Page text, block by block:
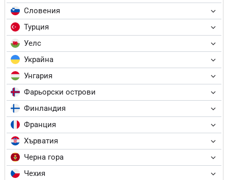
Словения
Турция
Уелс
Украйна
Унгария
Фарьорски острови
Финландия
Франция
Хърватия
Черна гора
Чехия